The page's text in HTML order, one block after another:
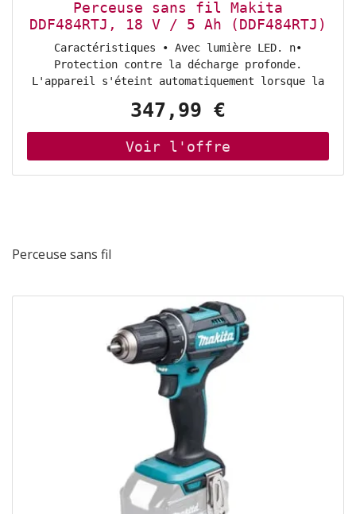
Perceuse sans fil Makita
DDF484RTJ, 18 V / 5 Ah (DDF484RTJ)
Caractéristiques • Avec lumière LED. n•
Protection contre la décharge profonde.
L'appareil s'éteint automatiquement lorsque la
livraison • 1 x Perceuse-visseuse sans fil
DDF484RTJ (DDF484RTJ)
347,99 €
Perceuse sans fil